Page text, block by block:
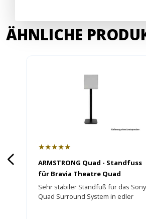
ÄHNLICHE
★★★★★
ARMSTRONG Quad - Standfuss
für Bravia Theatre Quad
Sehr stabiler Standfuß für das Sony
Quad Surround System in edler